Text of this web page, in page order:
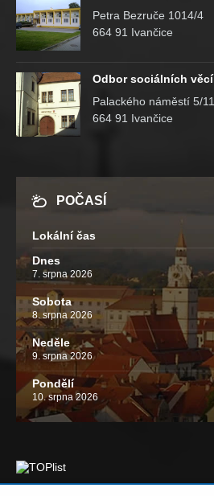
Petra Bezruče 1014/4
664 91 Ivančice
Odbor sociálních věcí
Palackého náměstí 5/11
664 91 Ivančice
POČASÍ
Lokální čas
Dnes
7. srpna 2026
Sobota
8. srpna 2026
Neděle
9. srpna 2026
Pondělí
10. srpna 2026